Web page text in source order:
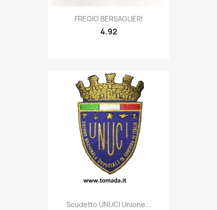
Quick view
FREGIO BERSAGLIERI
4.92
Quick view
Scudetto UNUCI Unione...